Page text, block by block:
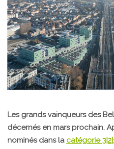
Les grands vainqueurs des
décernés en mars prochain.
nominés dans la catégorie